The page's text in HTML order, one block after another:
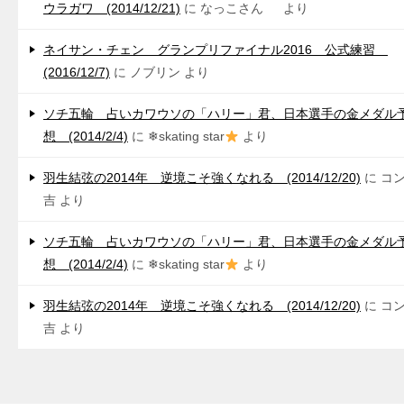
ウラガワ (2014/12/21) に なっこさん より
ネイサン・チェン グランプリファイナル2016 公式練習
(2016/12/7) に ノブリン より
ソチ五輪 占いカワウソの「ハリー」君、日本選手の金メダル
想 (2014/2/4) に ❄skating star より
羽生結弦の2014年 逆境こそ強くなれる (2014/12/20) に コ
吉 より
ソチ五輪 占いカワウソの「ハリー」君、日本選手の金メダル
想 (2014/2/4) に ❄skating star より
羽生結弦の2014年 逆境こそ強くなれる (2014/12/20) に コ
吉 より